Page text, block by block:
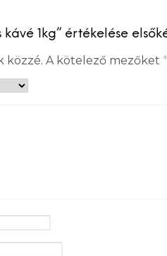
kávé 1kg” értékelése
közzé. A kötelező mezőket *